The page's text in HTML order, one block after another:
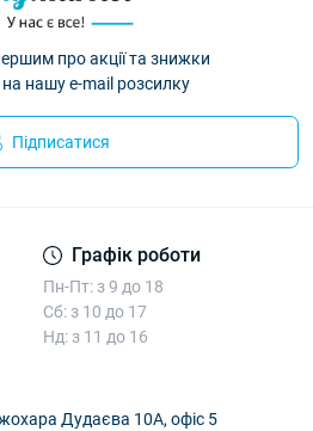
про акції та знижки
на нашу e-mail розсилку
Підписатися
Графік роботи
Пн-Пт: з 9 до 18
Сб: з 10 до 17
Нд: з 11 до 16
Дудаєва 10А, офіс 5